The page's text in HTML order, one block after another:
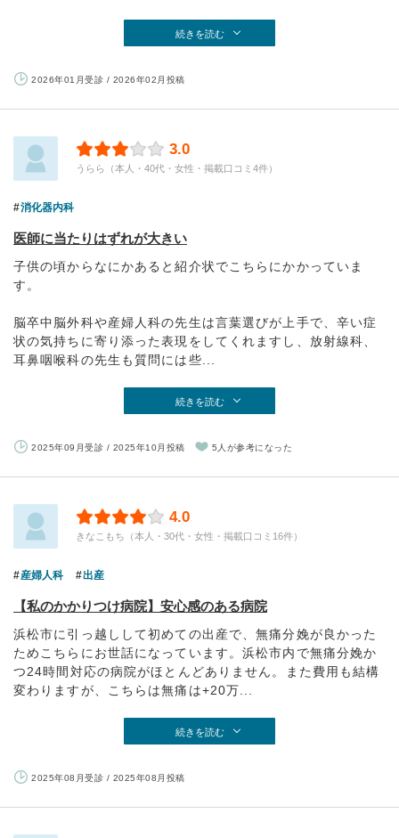
続きを読む
2026年01月受診 / 2026年02月投稿
3.0
うらら（本人・40代・女性・掲載口コミ4件）
消化器内科
医師に当たりはずれが大きい
子供の頃からなにかあると紹介状でこちらにかかっていま
す。
脳卒中脳外科や産婦人科の先生は言葉選びが上手で、辛い症
状の気持ちに寄り添った表現をしてくれますし、放射線科、
耳鼻咽喉科の先生も質問には些...
続きを読む
2025年09月受診 / 2025年10月投稿 5人が参考になった
4.0
きなこもち（本人・30代・女性・掲載口コミ16件）
産婦人科 出産
【私のかかりつけ病院】安心感のある病院
浜松市に引っ越しして初めての出産で、無痛分娩が良かった
ためこちらにお世話になっています。浜松市内で無痛分娩か
つ24時間対応の病院がほとんどありません。また費用も結構
変わりますが、こちらは無痛は+20万...
続きを読む
2025年08月受診 / 2025年08月投稿